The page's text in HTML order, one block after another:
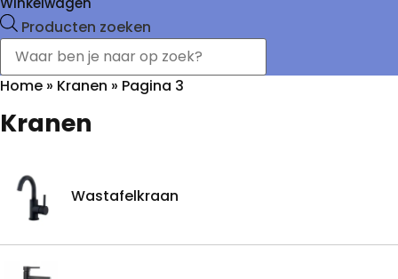
Producten zoeken
Home » Kranen » Pagina 3
Kranen
Wastafelkraan